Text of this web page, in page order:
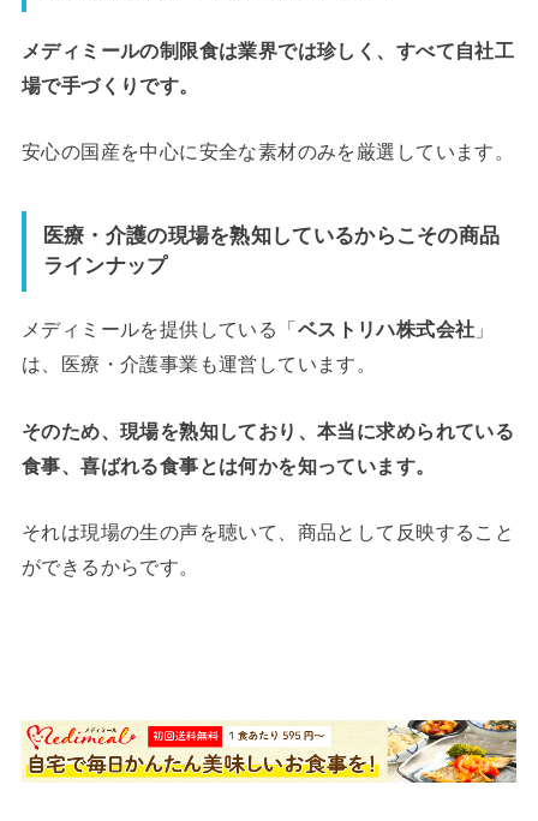
メディミールの制限食は業界では珍しく、すべて自社工
場で手づくりです。
安心の国産を中心に安全な素材のみを厳選しています。
医療・介護の現場を熟知しているからこその商品
ラインナップ
メディミールを提供している「ベストリハ株式会社 」
は、医療・介護事業も運営しています。
そのため、現場を熟知しており、本当に求められている
食事、喜ばれる食事とは何かを知っています。
それは現場の生の声を聴いて、商品として反映すること
ができるからです。